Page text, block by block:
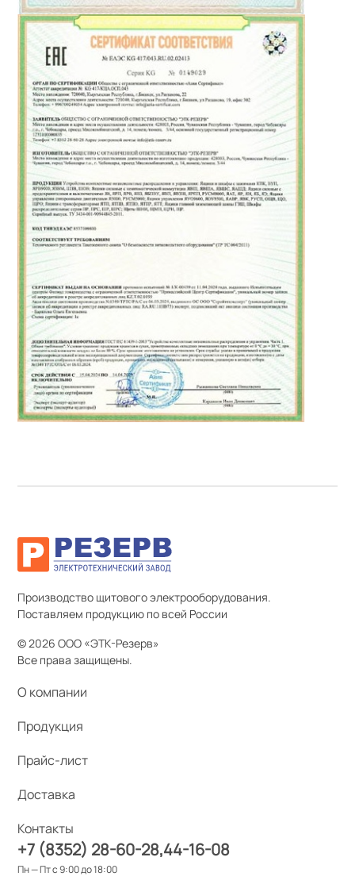
Производство щитового электрооборудования.
Поставляем продукцию по всей России
© 2026 ООО «ЭТК-Резерв»
Все права защищены.
О компании
Продукция
Прайс-лист
Доставка
Контакты
+7 (8352) 28-60-28 44-16-08
Пн — Пт с 9:00 до 18:00